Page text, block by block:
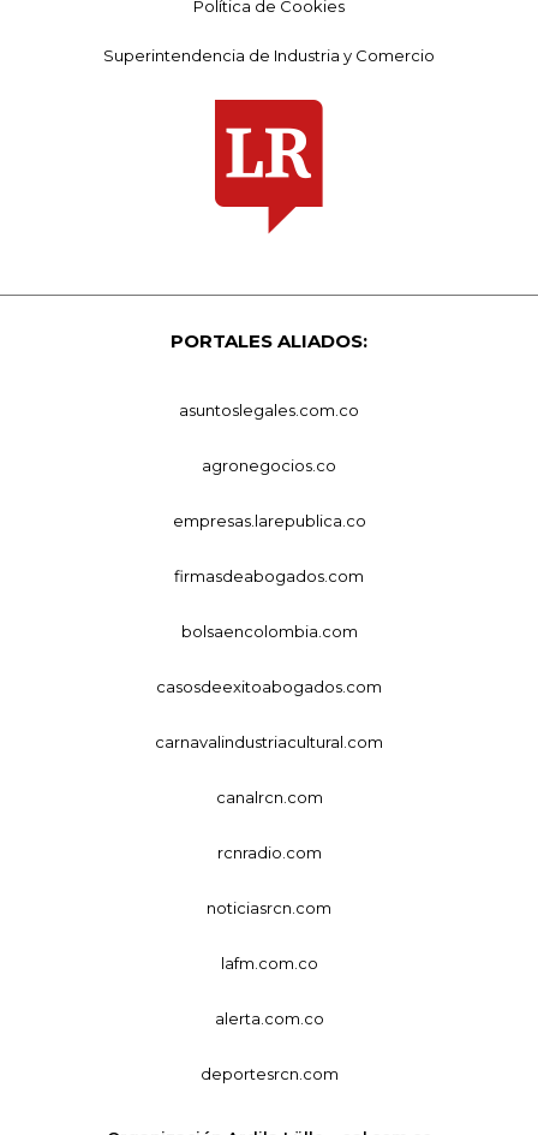
Política de Cookies
Superintendencia de Industria y Comercio
PORTALES ALIADOS:
asuntoslegales.com.co
agronegocios.co
empresas.larepublica.co
firmasdeabogados.com
bolsaencolombia.com
casosdeexitoabogados.com
carnavalindustriacultural.com
canalrcn.com
rcnradio.com
noticiasrcn.com
lafm.com.co
alerta.com.co
deportesrcn.com